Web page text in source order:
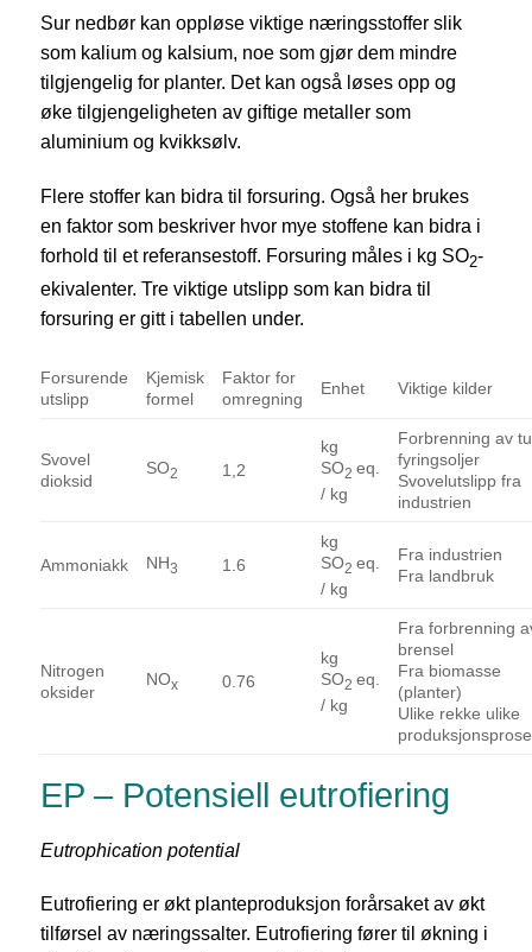
Sur nedbør kan oppløse viktige næringsstoffer slik
som kalium og kalsium, noe som gjør dem mindre
tilgjengelig for planter. Det kan også løses opp og
øke tilgjengeligheten av giftige metaller som
aluminium og kvikksølv.
Flere stoffer kan bidra til forsuring. Også her brukes
en faktor som beskriver hvor mye stoffene kan bidra i
forhold til et referansestoff. Forsuring måles i kg SO2-
ekivalenter. Tre viktige utslipp som kan bidra til
forsuring er gitt i tabellen under.
Forsurende
utslipp
Kjemisk
formel
Faktor for
omregning
Enhet Viktige kilder
Svovel
dioksid
SO2 1,2
kg
SO2 eq.
/ kg
Forbrenning av
fyringsoljer
Svovelutslipp fra
industrien
Ammoniakk NH3 1.6
kg
SO2 eq.
/ kg
Fra industrien
Fra landbruk
Nitrogen
oksider
NOx 0.76
kg
SO2 eq.
/ kg
Fra forbrenning
brensel
Fra biomasse
(planter)
Ulike rekke ulike
EP – Potensiell eutrofiering
Eutrophication potential
Eutrofiering er økt planteproduksjon forårsaket av økt
tilførsel av næringssalter. Eutrofiering fører til økning i